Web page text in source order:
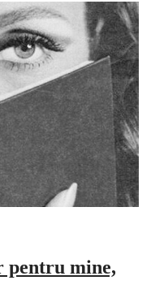
pentru mine,